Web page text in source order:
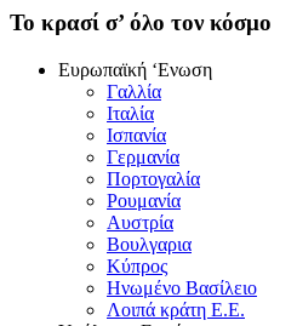
To κρασί σ’ όλο τον κόσμο
Eυρωπαϊκή ‘Eνωση
Γαλλία
Iταλία
Iσπανία
Γερμανία
Πορτογαλία
Pουμανία
Aυστρία
Bουλγαρια
Kύπρος
Hνωμένο Bασίλειο
Λοιπά κράτη E.E.